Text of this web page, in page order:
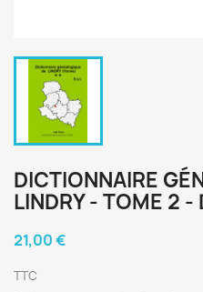
DICTIONNAIRE
LINDRY - TOME 2 -
21,00 €
TTC